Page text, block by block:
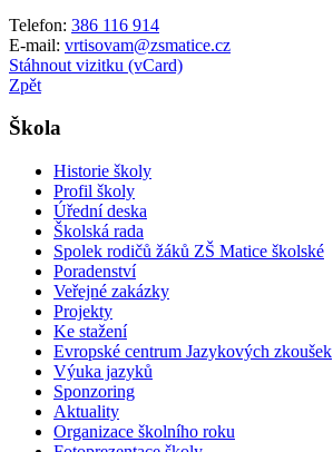
Telefon: 386 116 914
E-mail: vrtisovam@zsmatice.cz
Stáhnout vizitku (vCard)
Zpět
Škola
Historie školy
Profil školy
Úřední deska
Školská rada
Spolek rodičů žáků ZŠ Matice školské
Poradenství
Veřejné zakázky
Projekty
Ke stažení
Evropské centrum Jazykových zkoušek
Výuka jazyků
Sponzoring
Aktuality
Organizace školního roku